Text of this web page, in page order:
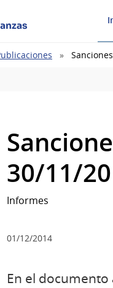
30/11/
Informes
01/12/2014
En el